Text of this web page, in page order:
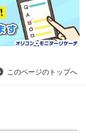
このページのトップへ